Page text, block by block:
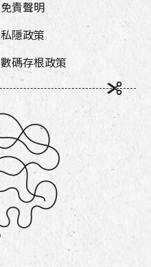
免責聲明
私隱政策
數碼存根政策